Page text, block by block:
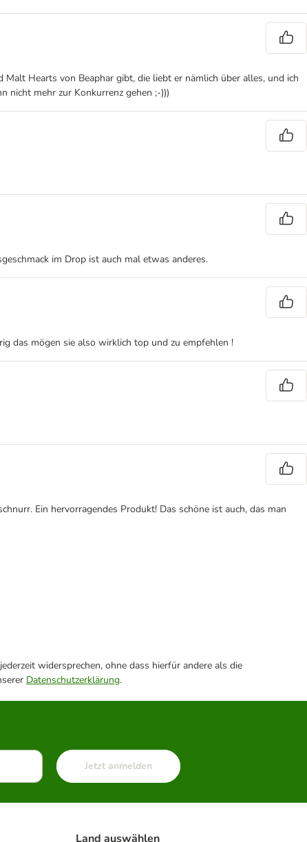
Hearts von Beaphar gibt, die liebt er nämlich über alles, und ich
nicht mehr zur Konkurrenz gehen ;-)))
im Drop ist auch mal etwas anderes.
das mögen sie also wirklich top und zu empfehlen !
Ein hervorragendes Produkt! Das schöne ist auch, das man
widersprechen, ohne dass hierfür andere als die
Datenschutzerklärung.
Jetzt anmelden
Land auswählen